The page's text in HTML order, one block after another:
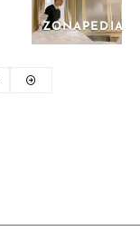
ZONAPEDIA